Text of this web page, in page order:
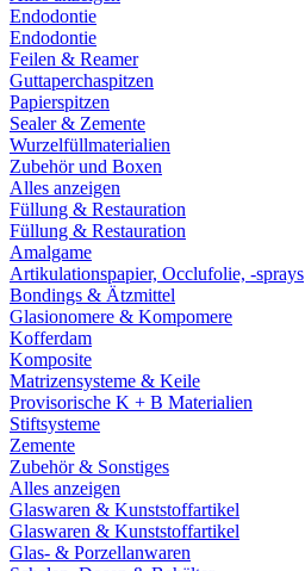
Endodontie
Endodontie
Feilen & Reamer
Guttaperchaspitzen
Papierspitzen
Sealer & Zemente
Wurzelfüllmaterialien
Zubehör und Boxen
Alles anzeigen
Füllung & Restauration
Füllung & Restauration
Amalgame
Artikulationspapier, Occlufolie, -sprays
Bondings & Ätzmittel
Glasionomere & Kompomere
Kofferdam
Komposite
Matrizensysteme & Keile
Provisorische K + B Materialien
Stiftsysteme
Zemente
Zubehör & Sonstiges
Alles anzeigen
Glaswaren & Kunststoffartikel
Glaswaren & Kunststoffartikel
Glas- & Porzellanwaren